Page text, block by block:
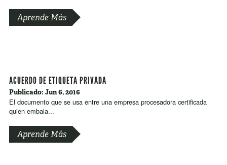
Aprende Más
ACUERDO DE ETIQUETA PRIVADA
Publicado: Jun 6, 2016
El documento que se usa entre una empresa procesadora certificada
quien embala...
Aprende Más